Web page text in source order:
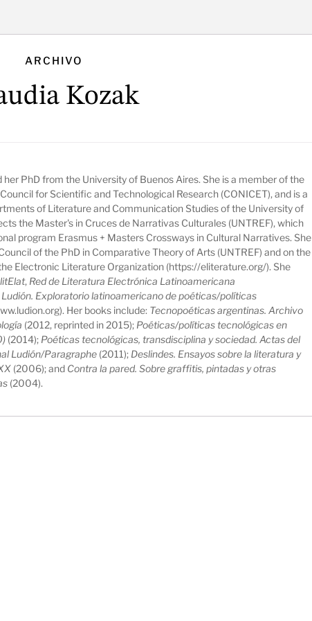
ARCHIVO
Kozak
her PhD from the University of Buenos Aires. She is a member of the
for Scientific and Technological Research (CONICET), and is a
of Literature and Communication Studies of the University of
the Master's in Cruces de Narrativas Culturales (UNTREF), which
program Erasmus + Masters Crossways in Cultural Narratives. She
of the PhD in Comparative Theory of Arts (UNTREF) and on the
Electronic Literature Organization (https://eliterature.org/). She
litElat, Red de Literatura Electrónica Latinoamericana
Ludión. Exploratorio latinoamericano de poéticas/políticas
Her books include: Tecnopoéticas argentinas. Archivo
(2012, reprinted in 2015); Poéticas/políticas tecnológicas en
(2014); Poéticas tecnológicas, transdisciplina y sociedad. Actas del
Ludión/Paragraphe (2011); Deslindes. Ensayos sobre la literatura y
(2006); and Contra la pared. Sobre graffitis, pintadas y otras
(2004).